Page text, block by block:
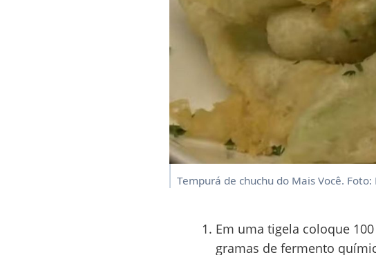
Tempurá de chuchu do Mais Você.
Em uma tigela coloque
gramas de fermento